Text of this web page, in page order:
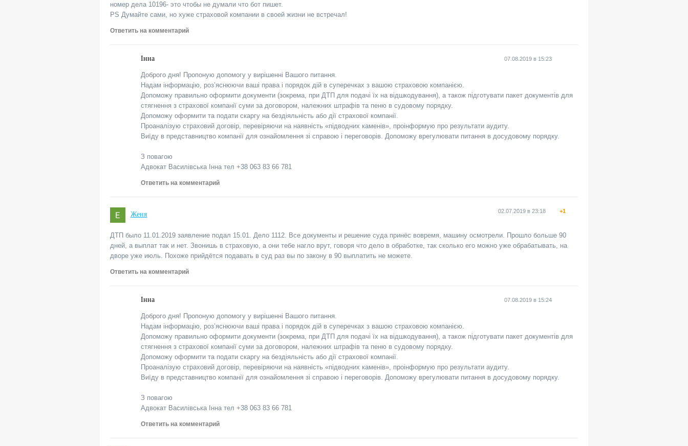
номер дела 10196- это чтобы не думали что бот пишет.
PS Думайте сами, но хуже страховой компании в своей жизни не встречал!
Ответить на комментарий
Інна 07.08.2019 в 15:23
Доброго дня! Пропоную допомогу у вирішенні Вашого питання.
Надам інформацію, роз’яснюючи ваші права і порядок дій в суперечках з вашою страховою компанією.
Допоможу правильно оформити документи (зокрема, при ДТП для подачі їх на відшкодування), а також підготувати пакет документів для
стягнення з страхової компанії суми за договором, належних штрафів та пеню в судовому порядку.
Допоможу оформити та подати скаргу на бездіяльність або дії страхової компанії.
Проаналізую страховий договір, перевіряючи на наявність «підводних каменів», проінформую про результати аудиту.
Виїду в представництво компанії для ознайомлення зі справою і переговорів. Допоможу врегулювати питання в досудовому порядку.
З повагою
Адвокат Василівська Інна тел +38 063 83 66 781
Ответить на комментарий
Женя +1
02.07.2019 в 23:18
ДТП было 11.01.2019 заявление подал 15.01. Дело 1112. Все документы и решение суда принёс вовремя, машину осмотрели. Прошло больше 90
дней, а выплат так и нет. Звонишь в страховую, а они тебе нагло врут, говоря что дело в обработке, так сколько его можно уже обрабатывать, на
дворе уже июль. Похоже прийдётся подавать в суд раз вы по закону в 90 выплатить не можете.
Ответить на комментарий
Інна 07.08.2019 в 15:24
Доброго дня! Пропоную допомогу у вирішенні Вашого питання.
Надам інформацію, роз’яснюючи ваші права і порядок дій в суперечках з вашою страховою компанією.
Допоможу правильно оформити документи (зокрема, при ДТП для подачі їх на відшкодування), а також підготувати пакет документів для
стягнення з страхової компанії суми за договором, належних штрафів та пеню в судовому порядку.
Допоможу оформити та подати скаргу на бездіяльність або дії страхової компанії.
Проаналізую страховий договір, перевіряючи на наявність «підводних каменів», проінформую про результати аудиту.
Виїду в представництво компанії для ознайомлення зі справою і переговорів. Допоможу врегулювати питання в досудовому порядку.
З повагою
Адвокат Василівська Інна тел +38 063 83 66 781
Ответить на комментарий